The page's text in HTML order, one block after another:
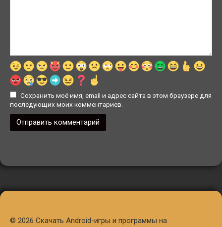
Сохранить моё имя, email и адрес сайта в этом браузере для
последующих моих комментариев.
© 2026 Скачать Android-игры и программы на